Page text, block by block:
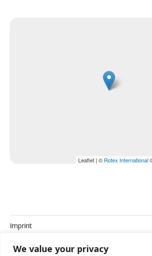
We value your privacy
Leaflet | © Rotex International
Imprint
Privacy Policy